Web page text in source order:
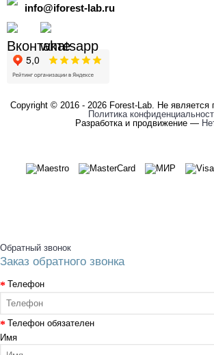
info@iforest-lab.ru
Copyright © 2016 - 2026 Forest-Lab. Не является
Политика
Разработка и продвижение —
Обратный звонок
Заказ обратного звонка
Телефон
Телефон обязателен
Имя